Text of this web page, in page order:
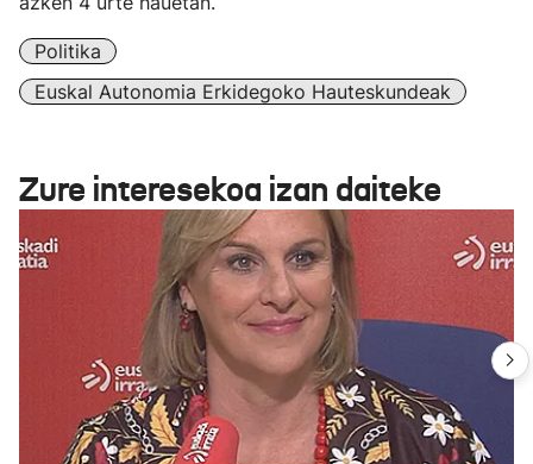
Politika
Euskal Autonomia Erkidegoko Hauteskundeak
Zure interesekoa izan daiteke